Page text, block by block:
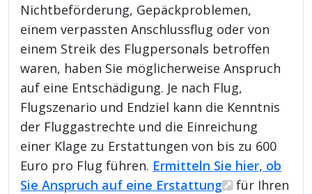
Nichtbeförderung, Gepäckproblemen,
einem verpassten Anschlussflug oder von
einem Streik des Flugpersonals betroffen
waren, haben Sie möglicherweise Anspruch
auf eine Entschädigung. Je nach Flug,
Flugszenario und Endziel kann die Kenntnis
der Fluggastrechte und die Einreichung
einer Klage zu Erstattungen von bis zu 600
Euro pro Flug führen. Ermitteln Sie hier, ob
Sie Anspruch auf eine Erstattung
für Ihren